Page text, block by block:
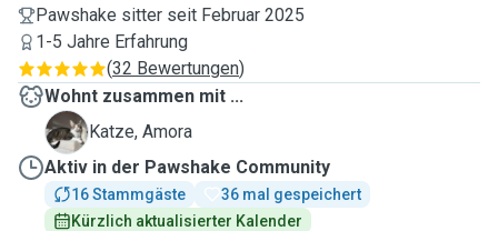
Pawshake sitter seit Februar 2025
1-5 Jahre Erfahrung
(32 Bewertungen)
Wohnt zusammen mit ...
A
Katze, Amora
Aktiv in der Pawshake Community
16 Stammgäste
36 mal gespeichert
Kürzlich aktualisierter Kalender